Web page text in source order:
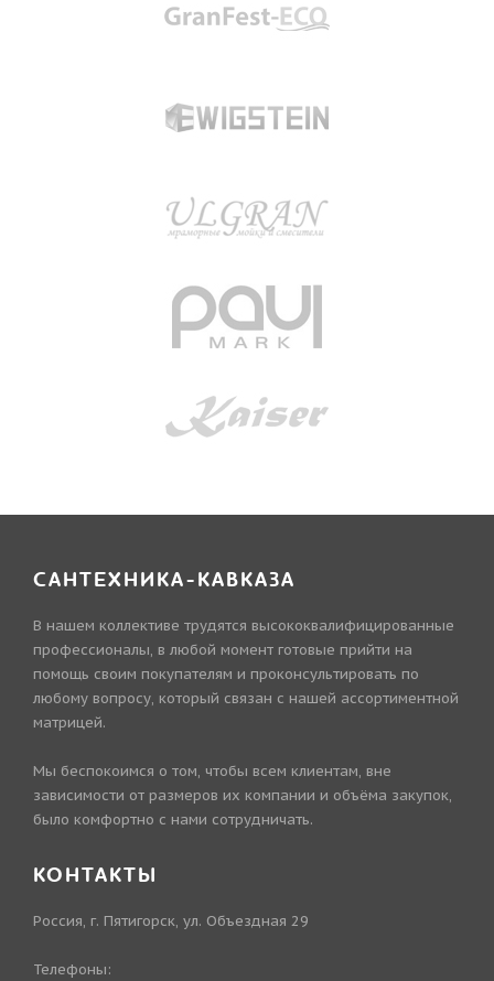
САНТЕХНИКА-КАВКАЗА
В нашем коллективе трудятся высококвалифицированные
профессионалы, в любой момент готовые прийти на
помощь своим покупателям и проконсультировать по
любому вопросу, который связан с нашей ассортиментной
матрицей.
Мы беспокоимся о том, чтобы всем клиентам, вне
зависимости от размеров их компании и объёма закупок,
было комфортно с нами сотрудничать.
КОНТАКТЫ
Россия, г. Пятигорск, ул. Объездная 29
Телефоны: